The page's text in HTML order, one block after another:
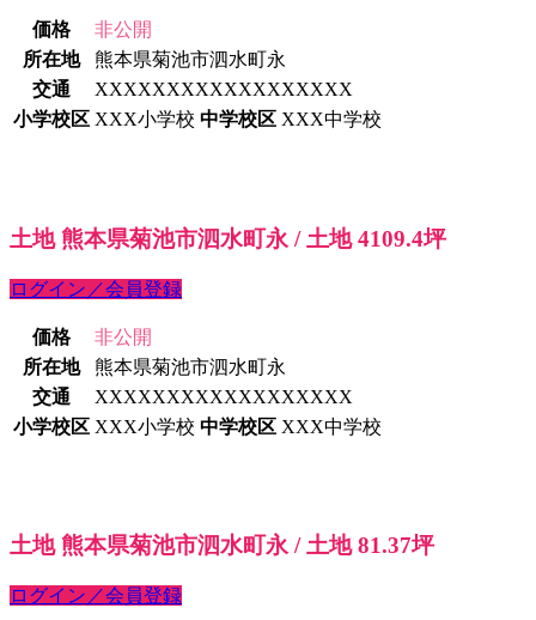
価格
非公開
所在地
熊本県菊池市泗水町永
交通
XXXXXXXXXXXXXXXXXX
小学校区 XXX小学校 中学校区 XXX中学校
土地 熊本県菊池市泗水町永 / 土地 4109.4坪
ログイン／会員登録
価格
非公開
所在地
熊本県菊池市泗水町永
交通
XXXXXXXXXXXXXXXXXX
小学校区 XXX小学校 中学校区 XXX中学校
土地 熊本県菊池市泗水町永 / 土地 81.37坪
ログイン／会員登録